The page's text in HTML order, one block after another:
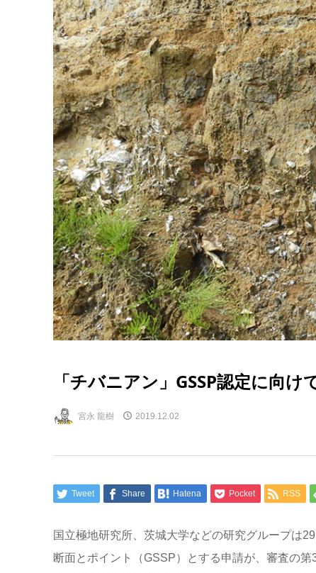
「チバニアン」GSSP認定に向
宮永 龍樹 2019.12.02
Tweet Share Hatena Pocket RSS
国立極地研究所、茨城大学などの研究グループは
断面とポイント（GSSP）とする申請が、審査の